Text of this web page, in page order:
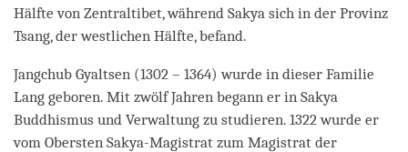
Hälfte von Zentraltibet, während Sakya sich in der Provinz
Tsang, der westlichen Hälfte, befand.
Jangchub Gyaltsen (1302 – 1364) wurde in dieser Familie
Lang geboren. Mit zwölf Jahren begann er in Sakya
Buddhismus und Verwaltung zu studieren. 1322 wurde er
vom Obersten Sakya-Magistrat zum Magistrat der